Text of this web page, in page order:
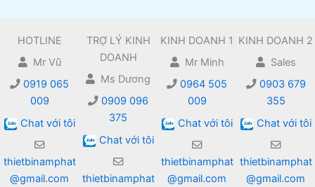
HOTLINE
Mr Vũ
0919 065
009
Chat với tôi
thietbinamphat
@gmail.com
TRỢ LÝ KINH
DOANH
Ms Dương
0909 096
375
Chat với tôi
thietbinamphat
KINH DOANH 1
Mr Minh
0964 505
009
Chat với tôi
thietbinamphat
@gmail.com
KINH DOANH 2
Sales
0903 679
355
Chat với tôi
thietbinamphat
@gmail.com